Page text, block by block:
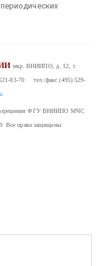
мкр. ВНИИПО, д. 12, г.
83-70 тел./факс (495) 529-
разрешения ФГУ ВНИИПО МЧС
права защищены